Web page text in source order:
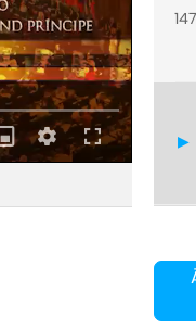
Bild-
im-
QualitätVollbild
147